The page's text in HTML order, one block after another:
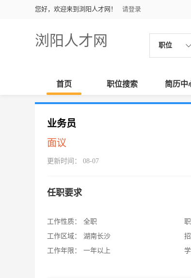
您好，欢迎来到浏阳人才网！ 请登录
浏阳人才网 职位
首页 职位搜索 简历中
业务员
面议
更新时间： 08-07
任职要求
工作性质：
全职
工作区域：
湖南长沙
工作年限：
一年以上